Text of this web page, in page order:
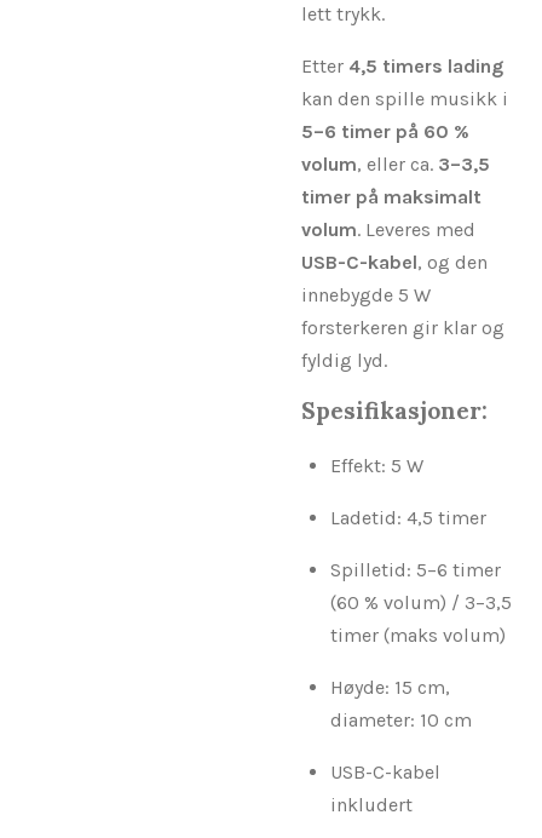
lett trykk.
Etter 4,5 timers lading
kan den spille musikk i
5–6 timer på 60 %
volum, eller ca. 3–3,5
timer på maksimalt
volum. Leveres med
USB-C-kabel, og den
innebygde 5 W
forsterkeren gir klar og
fyldig lyd.
Spesifikasjoner:
Effekt: 5 W
Ladetid: 4,5 timer
Spilletid: 5–6 timer
(60 % volum) / 3–3,5
timer (maks volum)
Høyde: 15 cm,
diameter: 10 cm
USB-C-kabel
inkludert